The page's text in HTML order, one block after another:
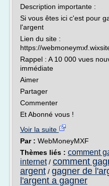
Description importante :
Si vous êtes ici c'est pour
l'argent
Lien du site :
https://
Rappel : A 10 000 vues
immédiate
Aimer
Partager
Commenter
Et Abonné vous !
Voir la suite
Par : WebMoneyMXF
Thèmes liés : comment
internet/ comment
argent / gagner de
l'argent a gagner